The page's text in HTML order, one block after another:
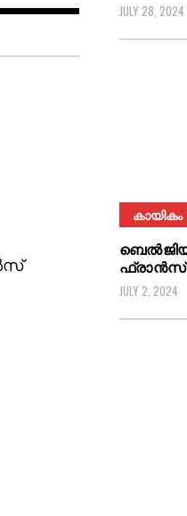
JULY 28, 2024
കായികം
ഫ്രാന്‍സ്
JULY 2, 2024